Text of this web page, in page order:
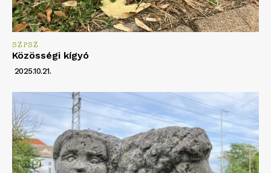
SZPSZ
Közösségi kígyó
2025.10.21.